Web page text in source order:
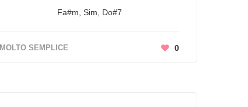
Fa#m, Sim, Do#7
MOLTO SEMPLICE 0